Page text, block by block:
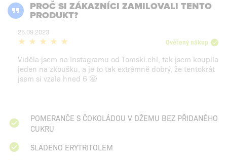
PROČ SI ZÁKAZNÍCI ZAMILOVALI TENTO
PRODUKT?
25.09.2023
Ověřený nákup
Viděla jsem na Instagramu od Tomski.chl, tak jsem koupila
jeden na zkoušku, a je to tak extrémně dobrý, že tentokrát
jsem si vzala hned 6 🤩
POMERANČE S ČOKOLÁDOU V DŽEMU BEZ PŘIDANÉHO
CUKRU
SLADENO ERYTRITOLEM